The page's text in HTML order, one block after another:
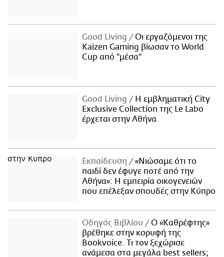
Good Living
Οι εργαζόμενοι της
Kaizen Gaming βίωσαν το World
Cup από "μέσα"
Good Living
Η εμβληματική City
Exclusive Collection της Le Labo
έρχεται στην Αθήνα
Εκπαίδευση
«Νιώσαμε ότι το
παιδί δεν έφυγε ποτέ από την
Αθήνα»: Η εμπειρία οικογενειών
που επέλεξαν σπουδές στην Κύπρο
Οδηγός Βιβλίου
Ο «Καθρέφτης»
βρέθηκε στην κορυφή της
Bookvoice. Τι τον ξεχώρισε
ανάμεσα στα μεγάλα best sellers;